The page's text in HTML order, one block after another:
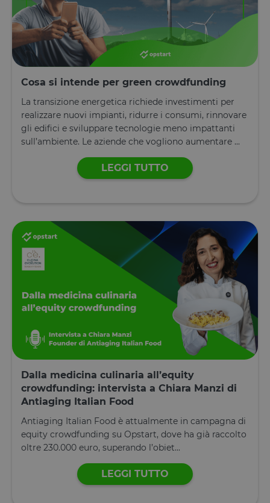
Cosa si intende per green crowdfunding
La transizione energetica richiede investimenti per
realizzare nuovi impianti, ridurre i consumi, rinnovare
gli edifici e sviluppare tecnologie meno impattanti
sull’ambiente. Le aziende che vogliono aumentare ...
LEGGI TUTTO
Dalla medicina culinaria all’equity
crowdfunding: intervista a Chiara Manzi di
Antiaging Italian Food
Antiaging Italian Food è attualmente in campagna di
equity crowdfunding su Opstart, dove ha già raccolto
oltre 230.000 euro, superando l’obiet...
LEGGI TUTTO